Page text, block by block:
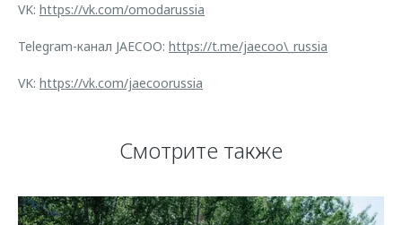
VK: https://vk.com/omodarussia
Telegram-канал JAECOO: https://t.me/jaecoo\_russia
VK: https://vk.com/jaecoorussia
Смотрите также